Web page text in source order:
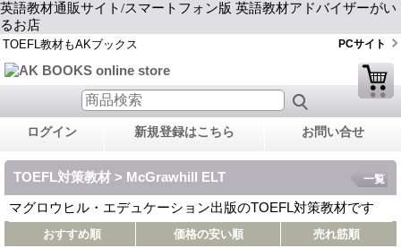
英語教材通販サイト/スマートフォン版 英語教材アドバイザーがい
るお店
TOEFL教材もAKブックス PCサイト
ログイン 新規登録はこちら お問い合せ
TOEFL対策教材 > McGrawhill ELT
マグロウヒル・エデュケーション出版のTOEFL対策教材です
一覧
おすすめ順 価格の安い順 売れ筋順